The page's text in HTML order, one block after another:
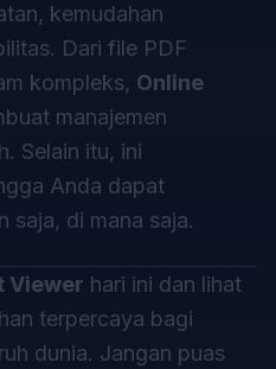
kemudahan
Dari file PDF
kompleks, Online
manajemen
Selain itu, ini
Anda dapat
saja, di mana saja.
Viewer hari ini dan lihat
terpercaya bagi
dunia. Jangan puas